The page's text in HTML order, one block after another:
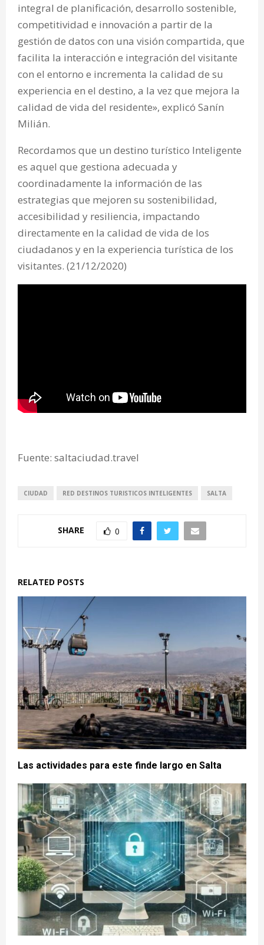
integral de planificación, desarrollo sostenible,
competitividad e innovación a partir de la
gestión de datos con una visión compartida, que
facilita la interacción e integración del visitante
con el entorno e incrementa la calidad de su
experiencia en el destino, a la vez que mejora la
calidad de vida del residente», explicó Sanín
Milián.
Recordamos que un destino turístico Inteligente
es aquel que gestiona adecuada y
coordinadamente la información de las
estrategias que mejoren su sostenibilidad,
accesibilidad y resiliencia, impactando
directamente en la calidad de vida de los
ciudadanos y en la experiencia turística de los
visitantes. (21/12/2020)
Fuente: saltaciudad.travel
CIUDAD RED DESTINOS TURISTICOS INTELIGENTES SALTA
SHARE 0
RELATED POSTS
Las actividades para este finde largo en Salta